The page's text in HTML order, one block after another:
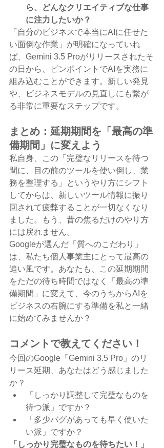
ら、どんなクリエイティブな仕事
に注力したいか？
「自分のビジネスで本当にAIに任せた
い面倒な作業」が明確になっていれ
ば、Gemini 3.5 Proがリリースされたそ
の日から、ピンポイントでAIを実務に
組み込むことができます。新しい発見
や、ビジネスモデルの見直しにも繋が
る非常に重要なステップです。
まとめ：延期期間を「最高の準
備期間」に変えよう
私自身、この「完璧なリリースを待つ
間に、目の前のツールを使い倒し、業
務を整理する」というやり方にシフト
してからは、新しいツール情報に振り
回されて疲弊することが一切なくなり
ました。もう、昔の焦るだけのやり方
には戻れません。
Googleが選んだ「質へのこだわり」
は、私たち個人事業主にとって最高の
追い風です。あなたも、この延期期間
をただの待ち時間ではなく「最高の準
備期間」に変えて、今のうちからAIを
ビジネスの右腕にする準備を私と一緒
に始めてみませんか？
コメントで教えてください！
今回のGoogle「Gemini 3.5 Pro」のリ
リース延期、あなたはどう感じました
か？
「しっかり調整して完璧なものを
待つ派」ですか？
「多少バグがあっても早く使いた
い派」ですか？
「しっかり完璧なものを待ちたい！」